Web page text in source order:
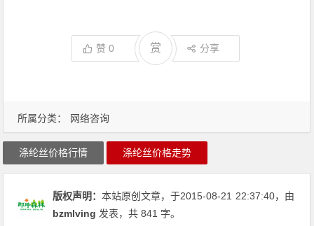
所属分类： 网络咨询
赞0 赏 分享
涤纶丝价格行情 涤纶丝价格走势
版权声明：本站原创文章，于2015-08-21 22:37:40，由
bzmlving 发表，共 841 字。